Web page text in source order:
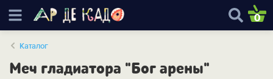
0
Каталог
Меч гладиатора "Бог арены"